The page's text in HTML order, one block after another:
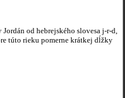
od hebrejského slovesa j-r-d,
túto rieku pomerne krátkej dĺžky